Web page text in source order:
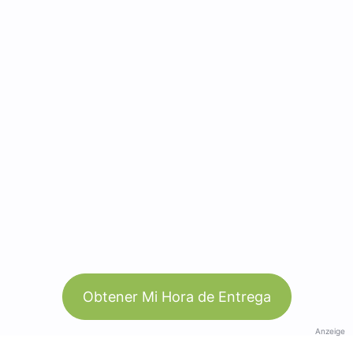
Obtener Mi Hora de Entrega
Anzeige